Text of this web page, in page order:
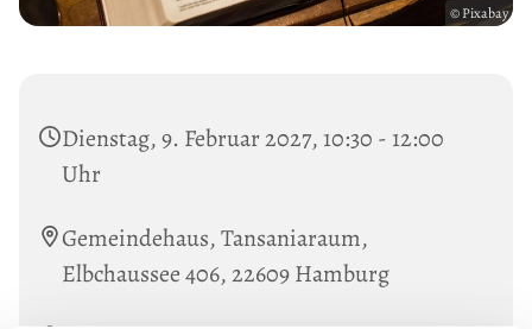
© Pixabay
Dienstag, 9. Februar 2027, 10:30 - 12:00
Uhr
Gemeindehaus, Tansaniaraum,
Elbchaussee 406, 22609 Hamburg